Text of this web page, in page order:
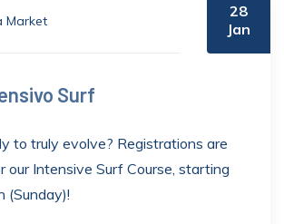
Market
28
Jan
Surf
to truly evolve? Registrations are
our Intensive Surf Course, starting
(Sunday)!